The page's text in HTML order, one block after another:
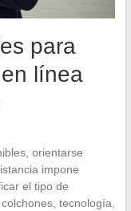
para
línea
orientarse
impone
el tipo de
tecnología,